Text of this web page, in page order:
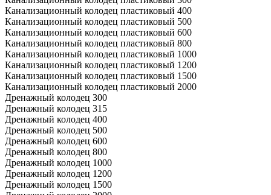
Канализационный колодец пластиковый 400
Канализационный колодец пластиковый 500
Канализационный колодец пластиковый 600
Канализационный колодец пластиковый 800
Канализационный колодец пластиковый 1000
Канализационный колодец пластиковый 1200
Канализационный колодец пластиковый 1500
Канализационный колодец пластиковый 2000
Дренажный колодец 300
Дренажный колодец 315
Дренажный колодец 400
Дренажный колодец 500
Дренажный колодец 600
Дренажный колодец 800
Дренажный колодец 1000
Дренажный колодец 1200
Дренажный колодец 1500